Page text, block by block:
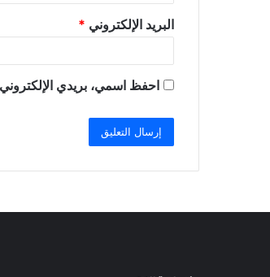
البريد الإلكتروني *
احفظ اسمي، بريدي